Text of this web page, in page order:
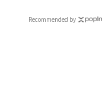
Recommended by